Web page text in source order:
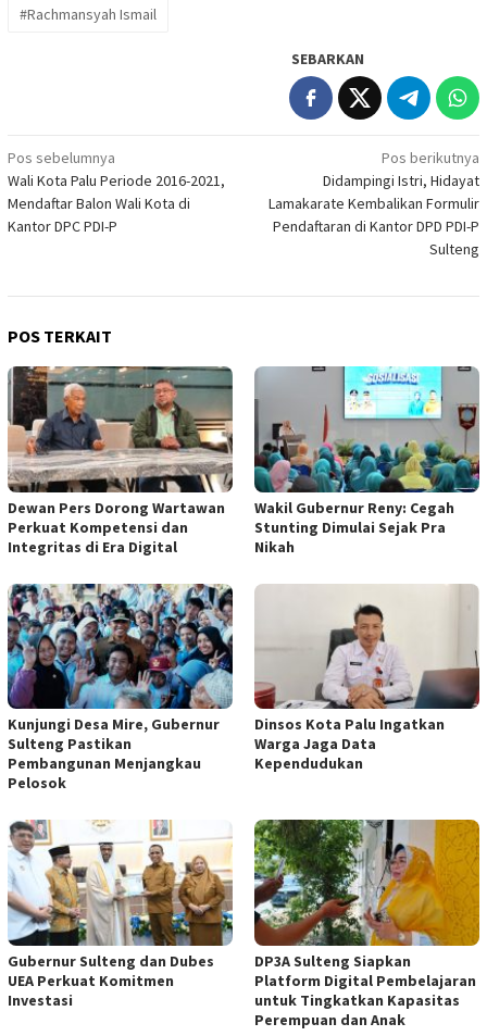
#Rachmansyah Ismail
SEBARKAN
Navigasi
pos
Pos sebelumnya
Wali Kota Palu Periode 2016-2021,
Mendaftar Balon Wali Kota di
Kantor DPC PDI-P
Pos berikutnya
Didampingi Istri, Hidayat
Lamakarate Kembalikan Formulir
Pendaftaran di Kantor DPD PDI-P
Sulteng
POS TERKAIT
Dewan Pers Dorong Wartawan
Perkuat Kompetensi dan
Integritas di Era Digital
Wakil Gubernur Reny: Cegah
Stunting Dimulai Sejak Pra
Nikah
Kunjungi Desa Mire, Gubernur
Sulteng Pastikan
Pembangunan Menjangkau
Pelosok
Dinsos Kota Palu Ingatkan
Warga Jaga Data
Kependudukan
Gubernur Sulteng dan Dubes
UEA Perkuat Komitmen
Investasi
DP3A Sulteng Siapkan
Platform Digital Pembelajaran
untuk Tingkatkan Kapasitas
Perempuan dan Anak